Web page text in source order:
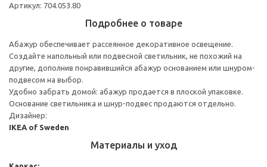
Артикул: 704.053.80
Подробнее о товаре
Абажур обеспечивает рассеянное декоративное освещение.
Создайте напольный или подвесной светильник, не похожий на
другие, дополнив понравившийся абажур основанием или шнуром-
подвесом на выбор.
Удобно забрать домой: абажур продается в плоской упаковке.
Основание светильника и шнур-подвес продаются отдельно.
Дизайнер:
IKEA of Sweden
Материалы и уход